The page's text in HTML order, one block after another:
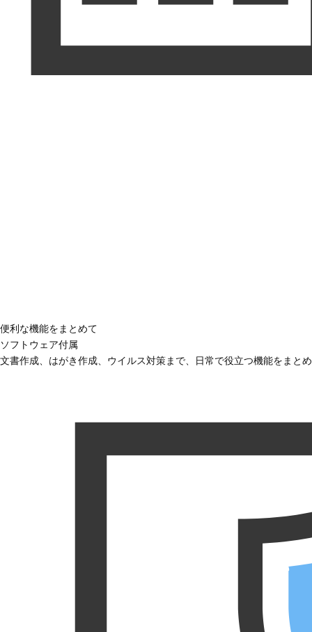
便利な機能をまとめて
ソフトウェア付属
文書作成、はがき作成、ウイルス対策まで、日常で役立つ機能をまと